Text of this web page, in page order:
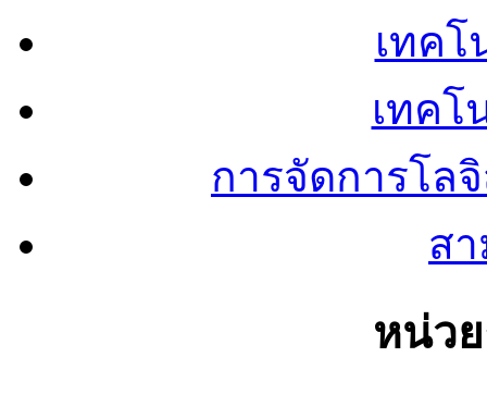
เทคโ
เทคโ
การจัดการโล
ส
หน่ว